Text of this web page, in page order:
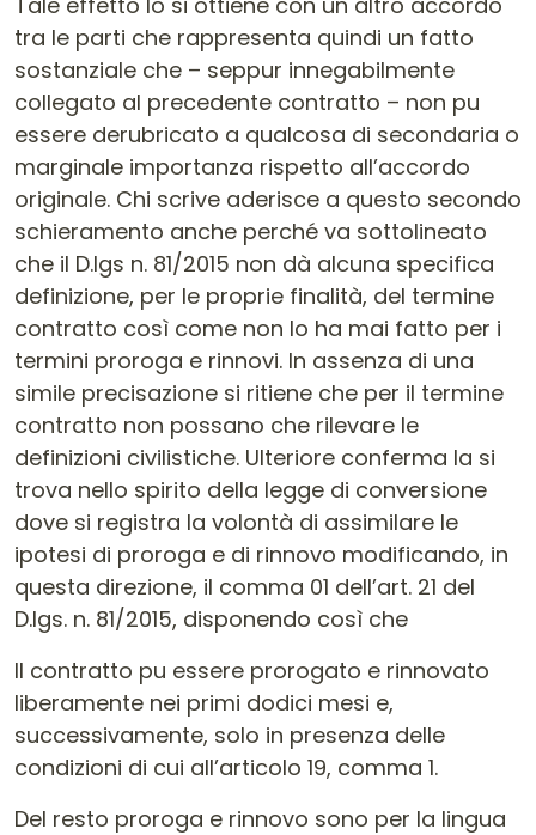
tra le parti che rappresenta quindi un fatto
sostanziale che – seppur innegabilmente
collegato al precedente contratto – non pu
essere derubricato a qualcosa di secondaria o
marginale importanza rispetto all’accordo
originale. Chi scrive aderisce a questo secondo
schieramento anche perché va sottolineato
che il D.lgs n. 81/2015 non dà alcuna specifica
definizione, per le proprie finalità, del termine
contratto così come non lo ha mai fatto per i
termini proroga e rinnovi. In assenza di una
simile precisazione si ritiene che per il termine
contratto non possano che rilevare le
definizioni civilistiche. Ulteriore conferma la si
trova nello spirito della legge di conversione
dove si registra la volontà di assimilare le
ipotesi di proroga e di rinnovo modificando, in
questa direzione, il comma 01 dell’art. 21 del
D.lgs. n. 81/2015, disponendo così che
Il contratto pu essere prorogato e rinnovato
liberamente nei primi dodici mesi e,
successivamente, solo in presenza delle
condizioni di cui all’articolo 19, comma 1.
Del resto proroga e rinnovo sono per la lingua